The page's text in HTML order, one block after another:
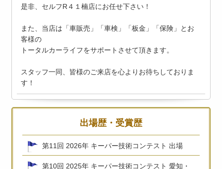
是非、セルフR４１楠店にお任せ下さい！
また、当店は「車販売」「車検」「板金」「保険」とお
客様の
トータルカーライフをサポートさせて頂きます。
スタッフ一同、皆様のご来店を心よりお待ちしておりま
す！
出場歴・受賞歴
第11回 2026年 キーパー技術コンテスト 出場
第10回 2025年 キーパー技術コンテスト 愛知・